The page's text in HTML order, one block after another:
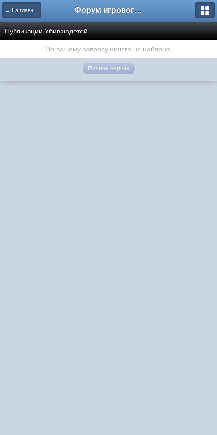
← На главную Форум игрового проекта Riverrise
Публикации Убиваюдетей
По вашему запросу ничего не найдено.
Полная версия